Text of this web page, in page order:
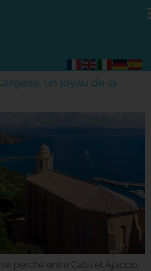
un joyau de la
perché entre Calvi et Ajaccio,